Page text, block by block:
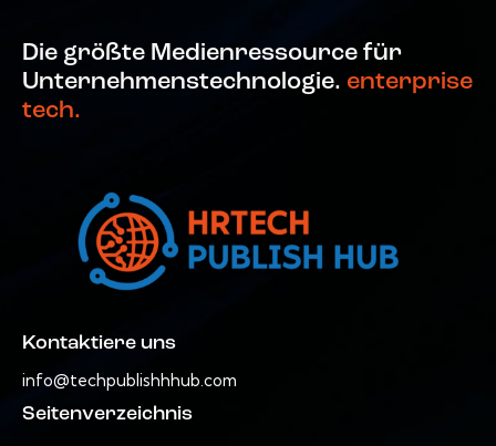
Die größte Medienressource für
Unternehmenstechnologie. enterprise
tech.
Kontaktiere uns
info@techpublishhhub.com
Seitenverzeichnis